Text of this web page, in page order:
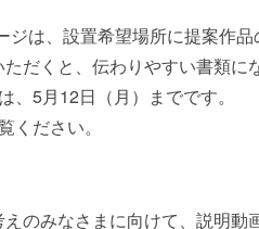
ジは、設置希望場所に提案作
だくと、伝わりやすい書類に
5月12日（月）までです。
ください。
のみなさまに向けて、説明動